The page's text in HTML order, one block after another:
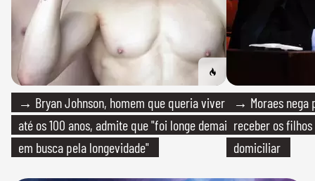
→ Bryan Johnson, homem que queria viver
até os 100 anos, admite que "foi longe demais
em busca pela longevidade"
→ Moraes nega
receber os filhos
domiciliar